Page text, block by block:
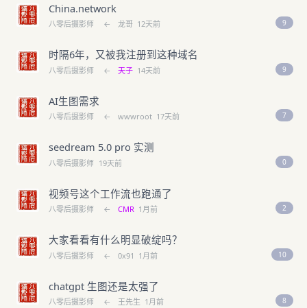
China.network
八零后摄影师 ← 龙哥 12天前 9
时隔6年，又被我注册到这种域名
八零后摄影师 ← 天子 14天前 9
AI生图需求
八零后摄影师 ← wwwroot 17天前 7
seedream 5.0 pro 实测
八零后摄影师 19天前 0
视频号这个工作流也跑通了
八零后摄影师 ← CMR 1月前 2
大家看看有什么明显破绽吗？
八零后摄影师 ← 0x91 1月前 10
chatgpt 生图还是太强了
八零后摄影师 ← 王先生 1月前 8